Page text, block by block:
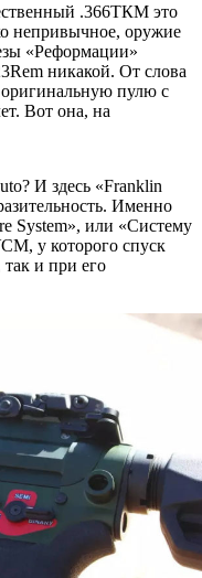
.366ТКМ это
непривычное, оружие
«Реформации»
никакой. От слова
пулю с
Вот она, на
И здесь «Franklin
Именно
System», или «Систему
у которого спуск
и при его